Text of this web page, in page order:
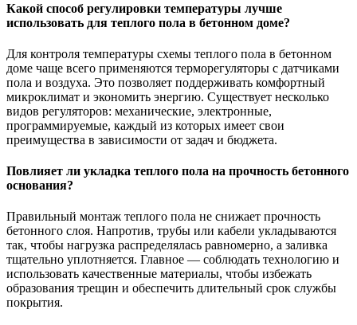
Какой способ регулировки температуры лучше
использовать для теплого пола в бетонном доме?
Для контроля температуры схемы теплого пола в бетонном
доме чаще всего применяются терморегуляторы с датчиками
пола и воздуха. Это позволяет поддерживать комфортный
микроклимат и экономить энергию. Существует несколько
видов регуляторов: механические, электронные,
программируемые, каждый из которых имеет свои
преимущества в зависимости от задач и бюджета.
Повлияет ли укладка теплого пола на прочность бетонного
основания?
Правильный монтаж теплого пола не снижает прочность
бетонного слоя. Напротив, трубы или кабели укладываются
так, чтобы нагрузка распределялась равномерно, а заливка
тщательно уплотняется. Главное — соблюдать технологию и
использовать качественные материалы, чтобы избежать
образования трещин и обеспечить длительный срок службы
покрытия.